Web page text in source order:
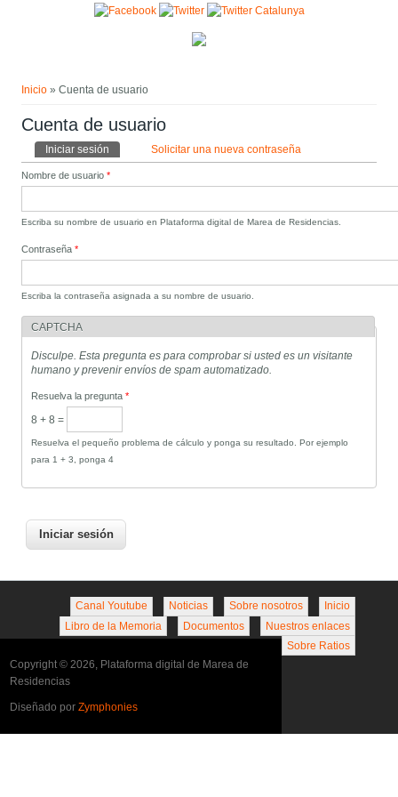
Pasar al contenido principal
Inicio » Cuenta de usuario
Cuenta de usuario
Solapas principales
Iniciar sesión (solapa activa)Solicitar una nueva contraseña
Nombre de usuario*
Escriba su nombre de usuario en Plataforma digital de Marea de Residencias.
Contraseña*
Escriba la contraseña asignada a su nombre de usuario.
CAPTCHA
Disculpe. Esta pregunta es para comprobar si usted es un visitante
humano y prevenir envíos de spam automatizado.
Resuelva la pregunta*
8 + 8 =
Resuelva el pequeño problema de cálculo y ponga su resultado. Por ejemplo
para 1 + 3, ponga 4
Inicio
Sobre nosotros
Noticias
Canal Youtube
Nuestros enlaces
Documentos
Libro de la Memoria
Sobre Ratios
Copyright © 2026, Plataforma digital de Marea de
Residencias
Diseñado porZymphonies